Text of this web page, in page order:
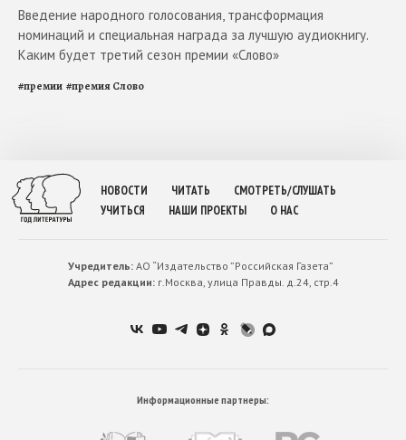
Введение народного голосования, трансформация
номинаций и специальная награда за лучшую аудиокнигу.
Каким будет третий сезон премии «Слово»
#премии #премия Слово
НОВОСТИ ЧИТАТЬ
СМОТРЕТЬ/СЛУШАТЬ
УЧИТЬСЯ
НАШИ ПРОЕКТЫ О НАС
Учредитель:АО “Издательство ”Российская Газета”
Адрес редакции:г.Москва, улица Правды. д.24, стр.4
Информационные партнеры: